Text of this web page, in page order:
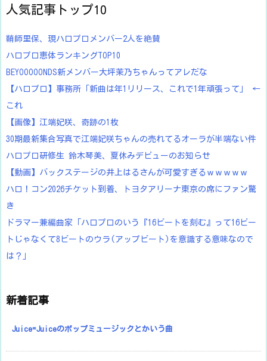
人気記事トップ10
鞘師里保、現ハロプロメンバー2人を絶賛
ハロプロ恵体ランキングTOP10
BEYOOOOONDS新メンバー大坪茉乃ちゃんってアレだな
【ハロプロ】事務所「新曲は年1リリース、これで1年頑張って」 ←
これ
【画像】江端妃咲、奇跡の1枚
30期最新集合写真で江端妃咲ちゃんの売れてるオーラが半端ない件
ハロプロ研修生 鈴木琴美、夏休みデビューのお知らせ
【動画】バックステージの井上はるさんが可愛すぎるｗｗｗｗｗ
ハロ！コン2026チケット到着、トヨタアリーナ東京の席にファン驚
き
ドラマー兼編曲家「ハロプロのいう『16ビートを刻む』って16ビー
トじゃなくて8ビートのウラ(アップビート)を意識する意味なので
は？」
新着記事
Juice=Juiceのポップミュージックとかいう曲